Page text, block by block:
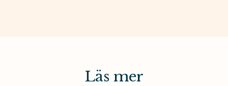
Läs mer